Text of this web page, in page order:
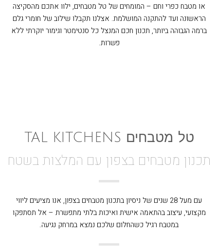
או מטבח כפרי וחם – המומחים של טל מטבחים, ילוו אתכם מהסקיצה
הראשונה ועד להתקנה המושלמת. אצלנו תקבלו שילוב של חומרי גלם
ברמה הגבוהה ביותר, תכנון חכם המנצל כל סנטימטר וגימור יוקרתי ללא
פשרות.
טל מטבחים TAL KITCHENS
תכנון מטבחים בצפון עם המלצות בשטח
עם מעל 28 שנים של ניסיון בתכנון מטבחים בצפון, אנו מציעים ליווי
מקצועי, עיצוב בהתאמה אישית ואיכות בלתי מתפשרת – אל תסתפקו
במטבח רגיל כשהחלום שלכם נמצא במרחק נגיעה.